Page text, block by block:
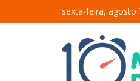
sexta-feira, agosto